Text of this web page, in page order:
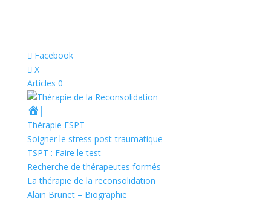
Facebook
X
Articles 0
Thérapie ESPT
Soigner le stress post-traumatique
TSPT : Faire le test
Recherche de thérapeutes formés
La thérapie de la reconsolidation
Alain Brunet – Biographie